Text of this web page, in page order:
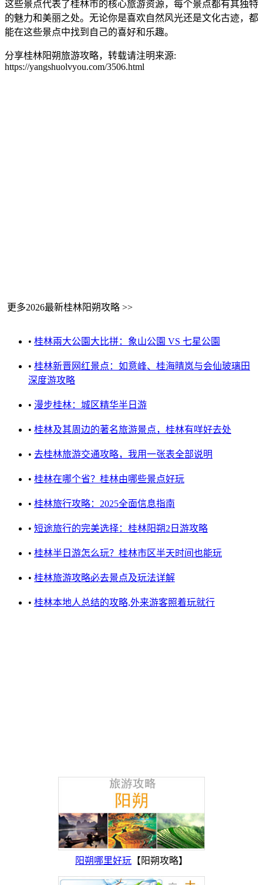
这些景点代表了桂林市的核心旅游资源，每个景点都有其独特
的魅力和美丽之处。无论你是喜欢自然风光还是文化古迹，都
能在这些景点中找到自己的喜好和乐趣。
分享桂林阳朔旅游攻略，转载请注明来源:
https://yangshuolvyou.com/3506.html
更多2026最新桂林阳朔攻略 >>
• 桂林兩大公園大比拼：象山公園 VS 七星公園
• 桂林新晋网红景点：如意峰、桂海晴岚与会仙玻璃田
深度游攻略
• 漫步桂林：城区精华半日游
• 桂林及其周边的著名旅游景点，桂林有咩好去处
• 去桂林旅游交通攻略，我用一张表全部说明
• 桂林在哪个省？桂林由哪些景点好玩
• 桂林旅行攻略：2025全面信息指南
• 短途旅行的完美选择：桂林阳朔2日游攻略
• 桂林半日游怎么玩？桂林市区半天时间也能玩
• 桂林旅游攻略必去景点及玩法详解
• 桂林本地人总结的攻略,外来游客照着玩就行
阳朔哪里好玩 【阳朔攻略】